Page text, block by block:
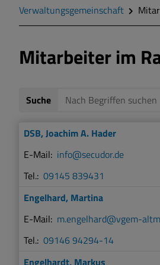
Markt Markt
Gemeinde
Verwaltungsgemeinschaft
Mitarbeiter im
Suche
DSB,Joachim A. Hader
info@secudor.de
09145 839431
Engelhard, Martina
m.engelhard@vgem-
09146 94294-14
Engelhardt, Markus